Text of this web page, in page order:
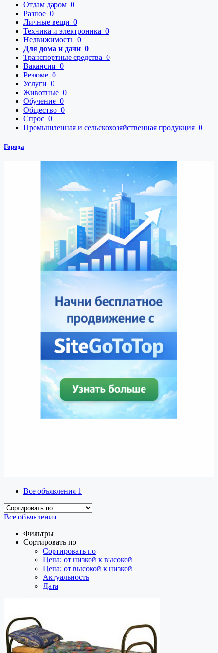
Отдам даром 0
Разное 0
Личные вещи 0
Техника и электроника 0
Недвижимость 0
Для дома и дачи 0
Транспортные средства 0
Вакансии 0
Резюме 0
Услуги 0
Животные 0
Обучение 0
Общество 0
Спрос 0
Промышленная и сельскохозяйственная продукция 0
Города
Все объявления 1
Все объявления
Фильтры
Сортировать по
Сортировать по
Цена: от низкой к высокой
Цена: от высокой к низкой
Актуальность
Дата